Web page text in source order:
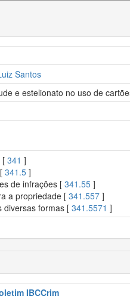
Santos
e estelionato no uso de
[ 341 ]
341.5 ]
de infrações [ 341.55 ]
a propriedade [ 341.557 ]
diversas formas [ 341.5571 ]
IBCCrim